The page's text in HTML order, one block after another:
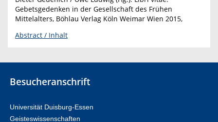
Gebetsgedenken in der Gesellschaft des Frühen
Mittelalters, Böhlau Verlag Köln Weimar Wien 2015,
Abstract / Inhalt
Besucheranschrift
Universität Duisburg-Essen
Geisteswissenschaften